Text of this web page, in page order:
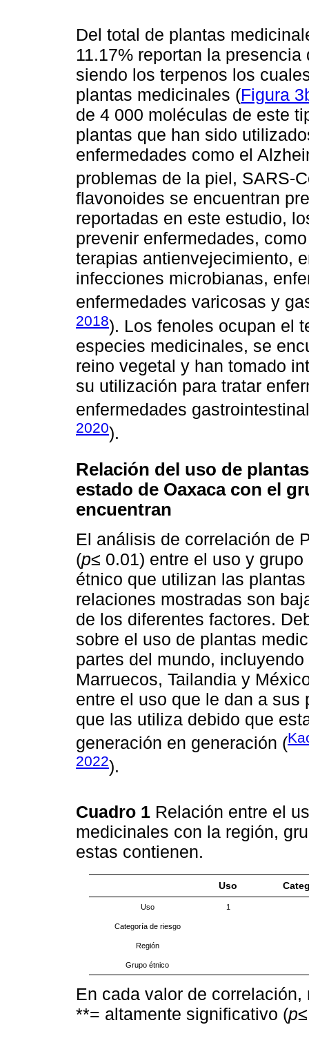
Del total de plantas
11.17% reportan la
siendo los terpenos los
plantas medicinales (Figura
de 4 000 moléculas de este
plantas que han sido
enfermedades como el
problemas de la piel, SARS-
flavonoides se encuentran
reportadas en este estudio,
prevenir enfermedades,
terapias antienvejecimiento,
infecciones microbianas,
enfermedades varicosas y
2018). Los fenoles ocupan el
especies medicinales, se
reino vegetal y han tomado
su utilización para tratar
enfermedades
2020).
Relación del uso de
estado de Oaxaca con el
encuentran
El análisis de correlación de
(p≤ 0.01) entre el uso y
étnico que utilizan las
relaciones mostradas son
de los diferentes factores.
sobre el uso de plantas
partes del mundo,
Marruecos, Tailandia y
entre el uso que le dan a
que las utiliza debido que
generación en generación (
2022).
Cuadro 1 Relación entre el
medicinales con la región,
estas contienen.
Uso
Uso 1
Categoría de riesgo
Región
Grupo étnico
En cada valor de
**= altamente significativo (p≤